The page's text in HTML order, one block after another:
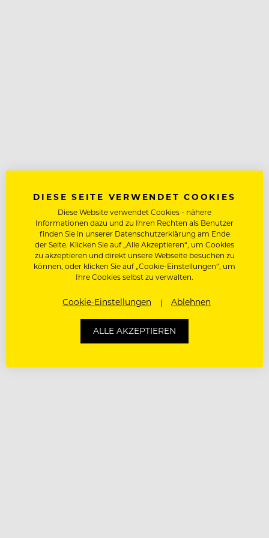
DIESE SEITE VERWENDET COOKIES
Diese Website verwendet Cookies - nähere
Informationen dazu und zu Ihren Rechten als Benutzer
finden Sie in unserer Datenschutzerklärung am Ende
der Seite. Klicken Sie auf „Alle Akzeptieren“, um Cookies
zu akzeptieren und direkt unsere Webseite besuchen zu
können, oder klicken Sie auf „Cookie-Einstellungen“, um
Ihre Cookies selbst zu verwalten.
Cookie-Einstellungen Ablehnen
ALLE AKZEPTIEREN